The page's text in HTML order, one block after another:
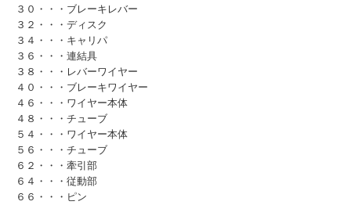
３０・・・ブレーキレバー
３２・・・ディスク
３４・・・キャリパ
３６・・・連結具
３８・・・レバーワイヤー
４０・・・ブレーキワイヤー
４６・・・ワイヤー本体
４８・・・チューブ
５４・・・ワイヤー本体
５６・・・チューブ
６２・・・牽引部
６４・・・従動部
６６・・・ピン